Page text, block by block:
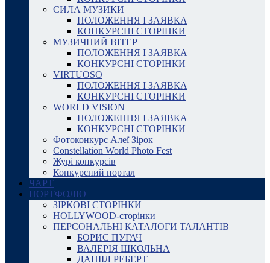
СИЛА МУЗИКИ
ПОЛОЖЕННЯ І ЗАЯВКА
КОНКУРСНІ СТОРІНКИ
МУЗИЧНИЙ ВІТЕР
ПОЛОЖЕННЯ І ЗАЯВКА
КОНКУРСНІ СТОРІНКИ
VIRTUOSO
ПОЛОЖЕННЯ І ЗАЯВКА
КОНКУРСНІ СТОРІНКИ
WORLD VISION
ПОЛОЖЕННЯ І ЗАЯВКА
КОНКУРСНІ СТОРІНКИ
Фотоконкурс Алеї Зірок
Constellation World Photo Fest
Журі конкурсів
Конкурсний портал
ЧАРТ
ПОРТФОЛІО
ЗІРКОВІ СТОРІНКИ
HOLLYWOOD-сторінки
ПЕРСОНАЛЬНІ КАТАЛОГИ ТАЛАНТІВ
БОРИС ПУГАЧ
ВАЛЕРІЯ ШКОЛЬНА
ДАНІІЛ РЕБЕРТ